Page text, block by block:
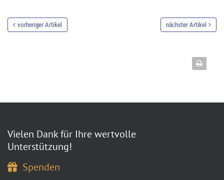
vorheriger Artikel nächster Artikel
Vielen Dank für Ihre wertvolle
Unterstützung!
Spenden